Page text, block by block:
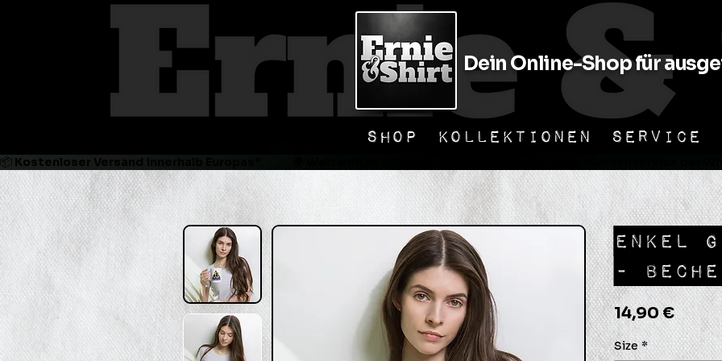
Dein Online-Shop für
SHOP KOLLEKTIONEN SERVICE
📦 Kostenloser Versand innerhalb Europas*             🌍 Weltweiter Versand                📞 Unkomplizierter Kundenservice
ENKEL
-
14,90 €Preis
Size *